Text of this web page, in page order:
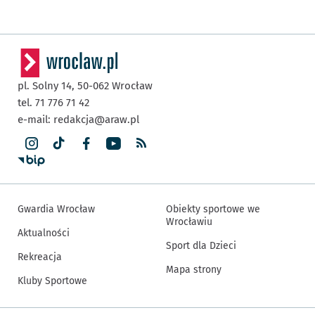
pl. Solny 14, 50-062 Wrocław
tel. 71 776 71 42
e-mail: redakcja@araw.pl
Gwardia Wrocław
Aktualności
Rekreacja
Kluby Sportowe
Obiekty sportowe we
Wrocławiu
Sport dla Dzieci
Mapa strony